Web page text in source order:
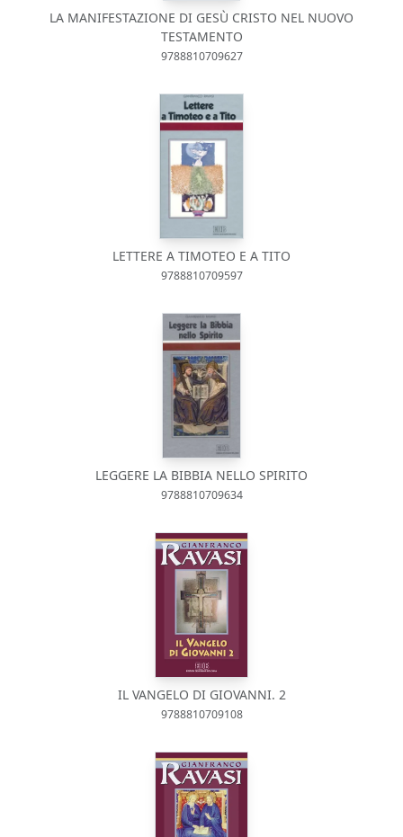
LA MANIFESTAZIONE DI GESÙ CRISTO NEL NUOVO
TESTAMENTO
9788810709627
LETTERE A TIMOTEO E A TITO
9788810709597
LEGGERE LA BIBBIA NELLO SPIRITO
9788810709634
IL VANGELO DI GIOVANNI. 2
9788810709108